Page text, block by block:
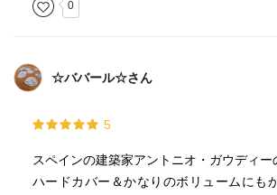
0
☆ババール☆さん
5
スペインの建築家アントニオ・ガウディー
ハードカバー＆かなりのボリュームにも